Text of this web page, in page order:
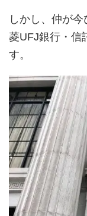
しかし、仲が
菱UFJ銀行・信
す。